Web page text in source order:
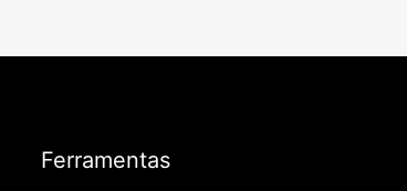
Ferramentas